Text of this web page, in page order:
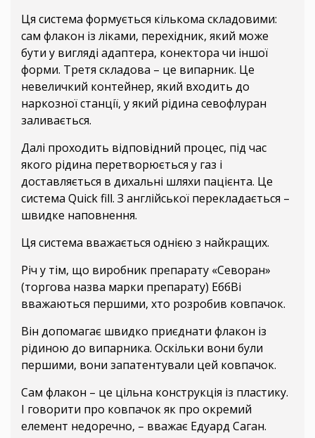
Ця система формується кількома складовими:
сам флакон із ліками, перехідник, який може
бути у вигляді адаптера, конектора чи іншої
форми. Третя складова – це випарник. Це
невеличкий контейнер, який входить до
наркозної станції, у який рідина севофлуран
заливається.
Далі проходить відповідний процес, під час
якого рідина перетворюється у газ і
доставляється в дихальні шляхи пацієнта. Це
система Quick fill. З англійської перекладається –
швидке наповнення.
Ця система вважається однією з найкращих.
Річ у тім, що виробник препарату «Севоран»
(торгова назва марки препарату) ЕббВі
вважаються першими, хто розробив ковпачок.
Він допомагає швидко приєднати флакон із
рідиною до випарника. Оскільки вони були
першими, вони запатентували цей ковпачок.
Сам флакон – це цільна конструкція із пластику.
І говорити про ковпачок як про окремий
елемент недоречно, – вважає Едуард Саган.